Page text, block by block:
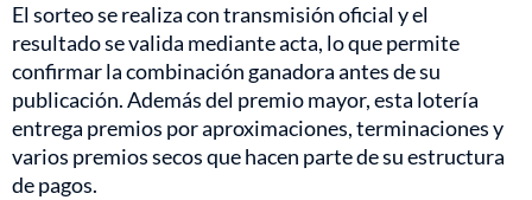
El sorteo se realiza con transmisión oficial y el
resultado se valida mediante acta, lo que permite
confirmar la combinación ganadora antes de su
publicación. Además del premio mayor, esta lotería
entrega premios por aproximaciones, terminaciones y
varios premios secos que hacen parte de su estructura
de pagos.